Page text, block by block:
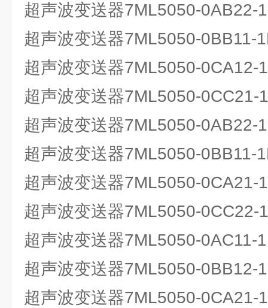
超声波变送器7ML5050-
超声波变送器7ML5050-
超声波变送器7ML5050-
超声波变送器7ML5050-0CC21-
超声波变送器7ML5050-
超声波变送器7ML5050-
超声波变送器7ML5050-
超声波变送器7ML5050-0CC22-
超声波变送器7ML5050-
超声波变送器7ML5050-
超声波变送器7ML5050-